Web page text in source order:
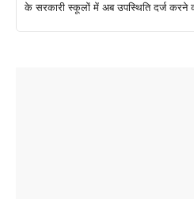
के सरकारी स्कूलों में अब उपस्थिति दर्ज करने